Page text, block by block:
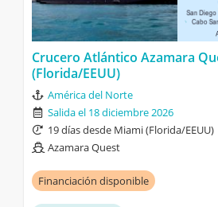
Crucero Atlántico Azamara
(Florida/EEUU)
América del Norte
Salida el 18 diciembre 2026
19 días desde Miami (Florida/EEUU)
Azamara Quest
Financiación disponible